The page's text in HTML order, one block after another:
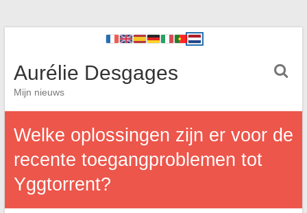
Aurélie Desgages
Mijn nieuws
Welke oplossingen zijn er voor de
recente toegangproblemen tot
Yggtorrent?